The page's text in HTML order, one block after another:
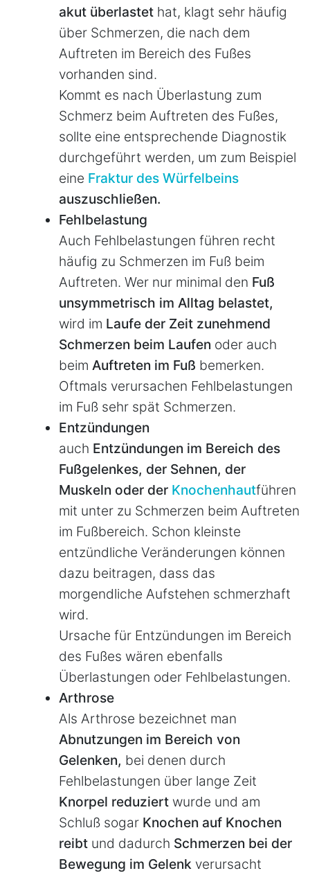
akut überlastet hat, klagt sehr häufig
über Schmerzen, die nach dem
Auftreten im Bereich des Fußes
vorhanden sind.
Kommt es nach Überlastung zum
Schmerz beim Auftreten des Fußes,
sollte eine entsprechende Diagnostik
durchgeführt werden, um zum Beispiel
eine Fraktur des Würfelbeins
auszuschließen.
Fehlbelastung
Auch Fehlbelastungen führen recht
häufig zu Schmerzen im Fuß beim
Auftreten. Wer nur minimal den Fuß
unsymmetrisch im Alltag belastet,
wird im Laufe der Zeit zunehmend
Schmerzen beim Laufen oder auch
beim Auftreten im Fuß bemerken.
Oftmals verursachen Fehlbelastungen
im Fuß sehr spät Schmerzen.
Entzündungen
auch Entzündungen im Bereich des
Fußgelenkes, der Sehnen, der
Muskeln oder der Knochenhautführen
mit unter zu Schmerzen beim Auftreten
im Fußbereich. Schon kleinste
entzündliche Veränderungen können
dazu beitragen, dass das
morgendliche Aufstehen schmerzhaft
wird.
Ursache für Entzündungen im Bereich
des Fußes wären ebenfalls
Überlastungen oder Fehlbelastungen.
Arthrose
Als Arthrose bezeichnet man
Abnutzungen im Bereich von
Gelenken, bei denen durch
Fehlbelastungen über lange Zeit
Knorpel reduziert wurde und am
Schluß sogar Knochen auf Knochen
reibt und dadurch Schmerzen bei der
Bewegung im Gelenk verursacht